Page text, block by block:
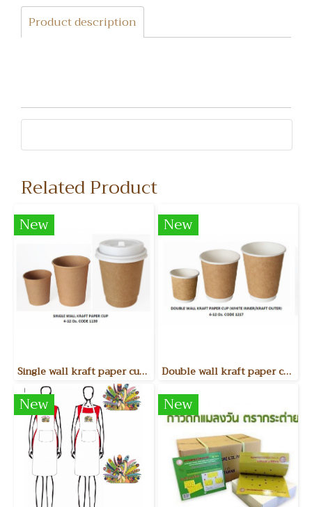
Product description
Related Product
New
Single wall kraft paper cup แก้วกระดาษรักษ์โลกหน้าเดียว
New
Double wall kraft paper cup (white inner - kraft outer) แก้วกระดาษรักษ์โลกสองชั้น
New New